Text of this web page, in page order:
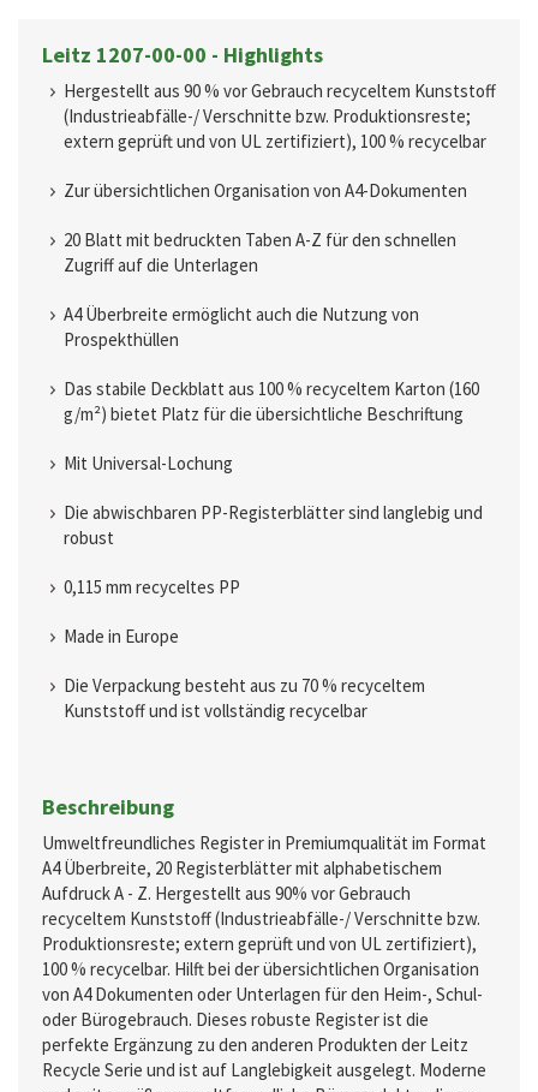
Leitz 1207-00-00 - Highlights
Hergestellt aus 90 % vor Gebrauch recyceltem Kunststoff
(Industrieabfälle-/ Verschnitte bzw. Produktionsreste;
extern geprüft und von UL zertifiziert), 100 % recycelbar
Zur übersichtlichen Organisation von A4-Dokumenten
20 Blatt mit bedruckten Taben A-Z für den schnellen
Zugriff auf die Unterlagen
A4 Überbreite ermöglicht auch die Nutzung von
Prospekthüllen
Das stabile Deckblatt aus 100 % recyceltem Karton (160
g/m²) bietet Platz für die übersichtliche Beschriftung
Mit Universal-Lochung
Die abwischbaren PP-Registerblätter sind langlebig und
robust
0,115 mm recyceltes PP
Made in Europe
Die Verpackung besteht aus zu 70 % recyceltem
Kunststoff und ist vollständig recycelbar
Beschreibung
Umweltfreundliches Register in Premiumqualität im Format
A4 Überbreite, 20 Registerblätter mit alphabetischem
Aufdruck A - Z. Hergestellt aus 90% vor Gebrauch
recyceltem Kunststoff (Industrieabfälle-/ Verschnitte bzw.
Produktionsreste; extern geprüft und von UL zertifiziert),
100 % recycelbar. Hilft bei der übersichtlichen Organisation
von A4 Dokumenten oder Unterlagen für den Heim-, Schul-
oder Bürogebrauch. Dieses robuste Register ist die
perfekte Ergänzung zu den anderen Produkten der Leitz
Recycle Serie und ist auf Langlebigkeit ausgelegt. Moderne